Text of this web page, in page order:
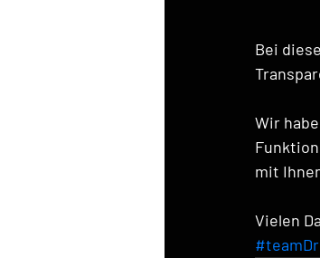
Bei
Wir
mit
Vielen